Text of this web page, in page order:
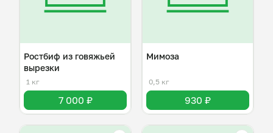
Ростбиф из говяжьей
вырезки
1 кг
7 000 ₽
Мимоза
0,5 кг
930 ₽